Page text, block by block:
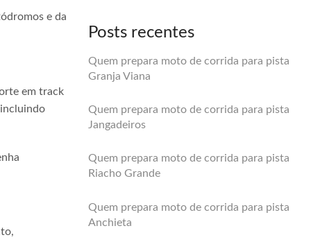
e da
em track
Posts recentes
Quem prepara moto de corrida para pista
Granja Viana
Quem prepara moto de corrida para pista
Jangadeiros
Quem prepara moto de corrida para pista
Riacho Grande
Quem prepara moto de corrida para pista
Anchieta